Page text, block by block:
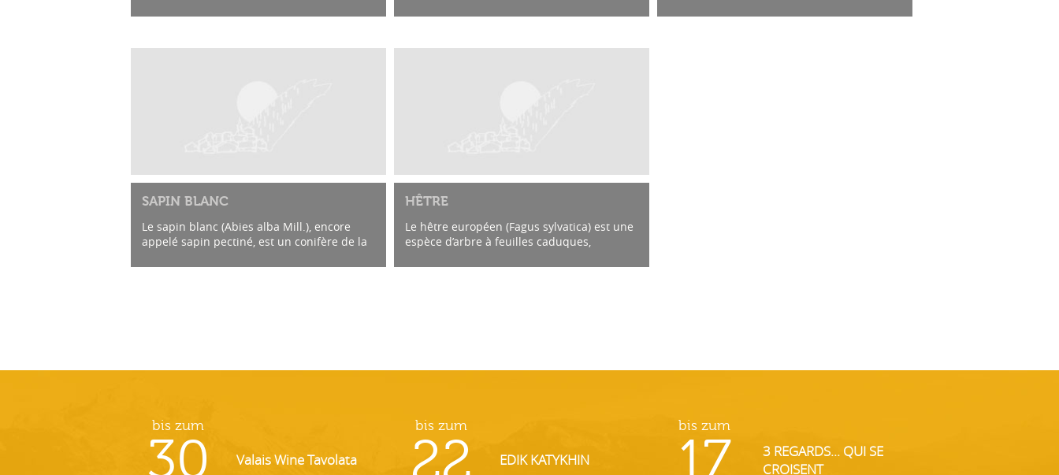
c’est le seul pin à cinq aiguilles originaire...
Derborence, on le trouve dans toute la...
montagneuses d’Europe. L’espèce est
SAPIN BLANC
Le sapin blanc (Abies alba Mill.), encore
appelé sapin pectiné, est un conifère de la
importante pour la foresterie en Europe.
HÊTRE
Le hêtre européen (Fagus sylvatica) est une
espèce d’arbre à feuilles caduques,
Fagaceae qui comprend en outre le chêne
bis zum
30 Valais Wine Tavolata
bis zum
22 EDIK KATYKHIN
bis zum
17
3 REGARDS... QUI SE
CROISENT